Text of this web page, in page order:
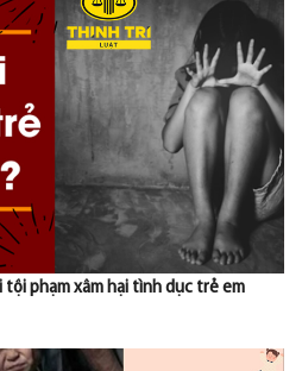
tội phạm xâm hại tình dục trẻ em